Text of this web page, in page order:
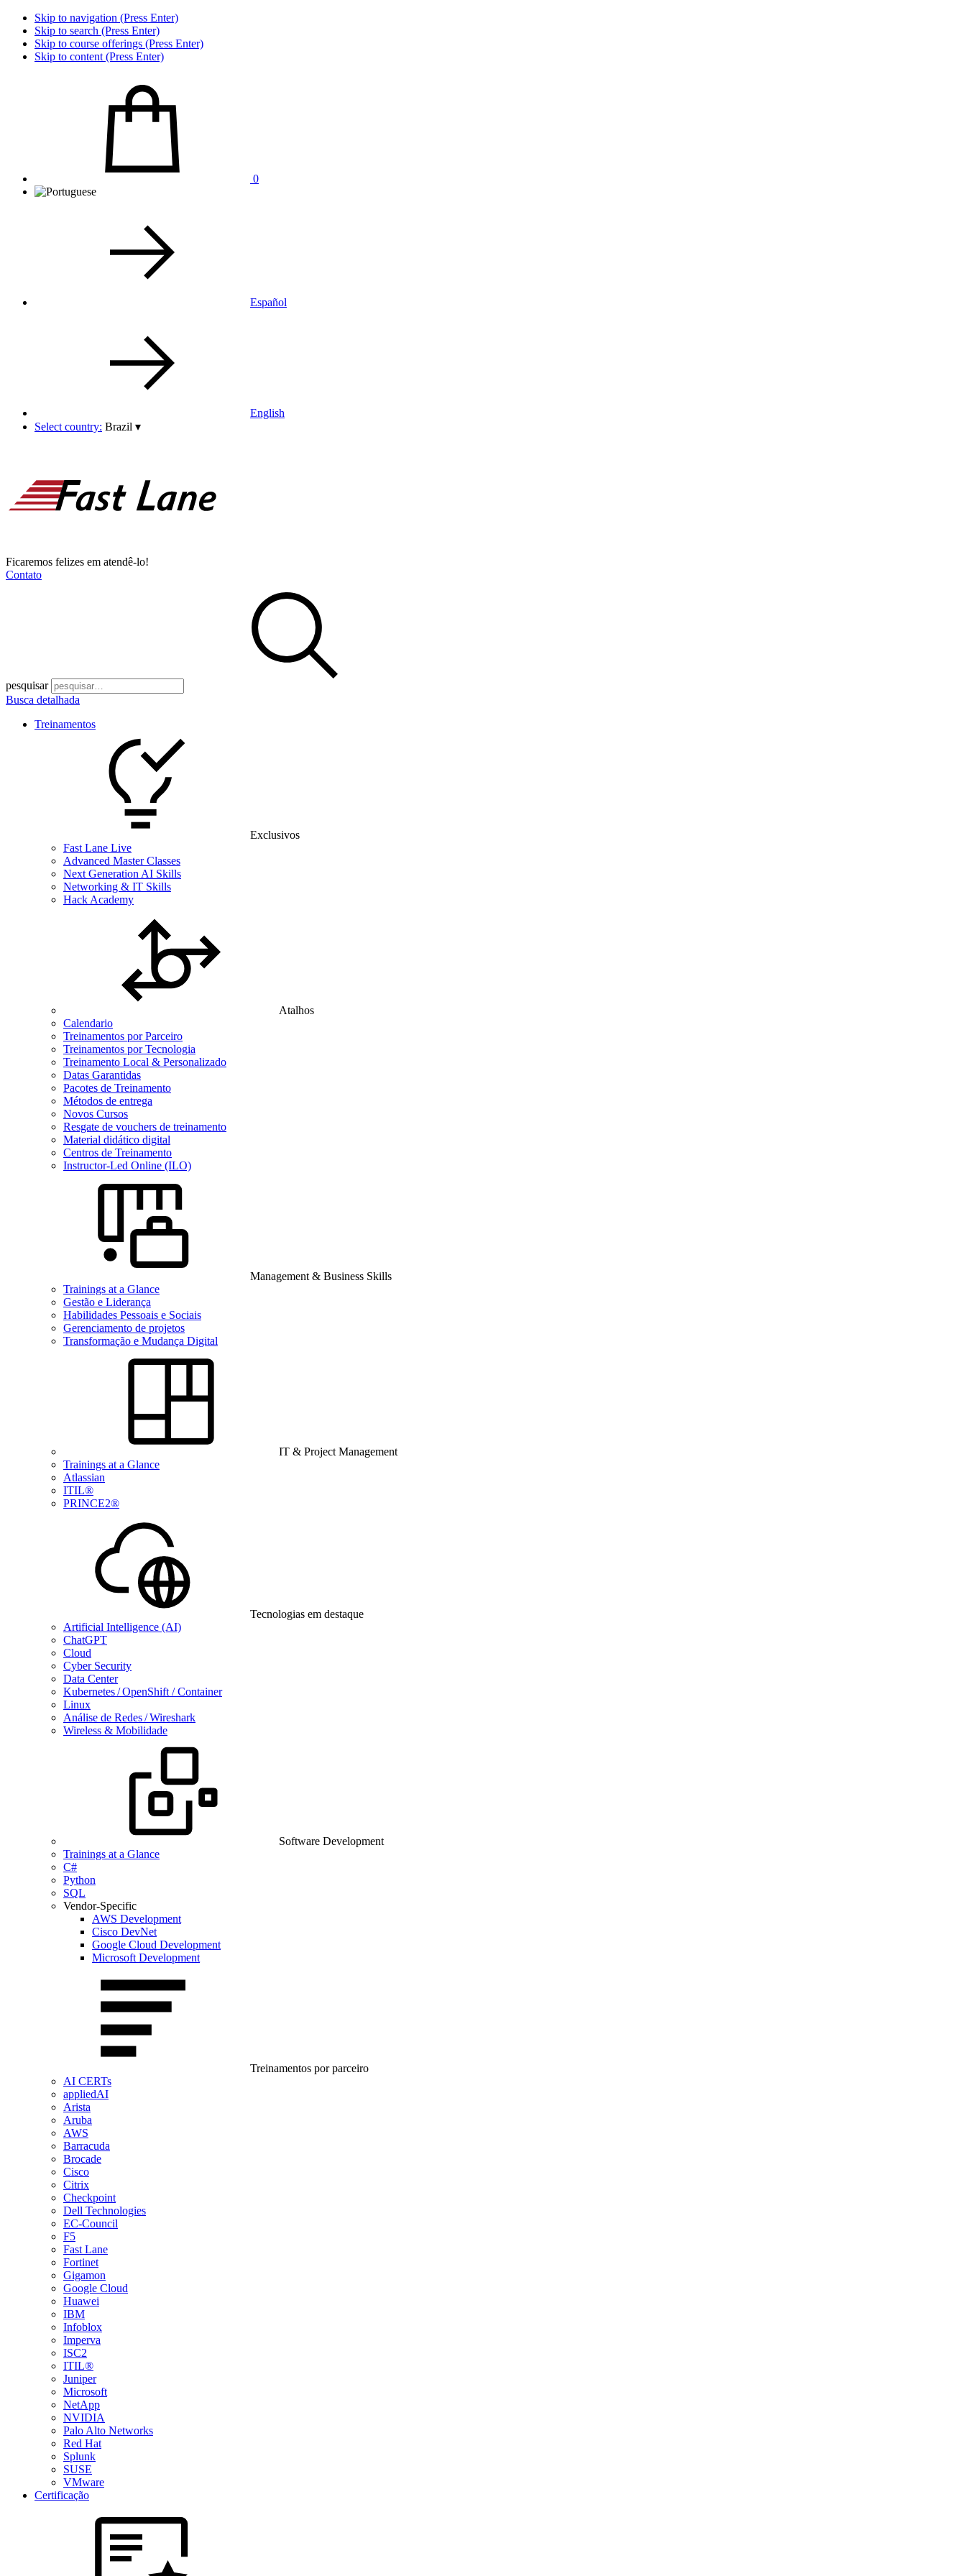
Skip to navigation (Press Enter)
Skip to search (Press Enter)
Skip to course offerings (Press Enter)
Skip to content (Press Enter)
0
Español
English
Select country: Brazil ▾
Ficaremos felizes em atendê-lo!
Contato
pesquisar
Busca detalhada
Treinamentos
Exclusivos
Fast Lane Live
Advanced Master Classes
Next Generation AI Skills
Networking & IT Skills
Hack Academy
Atalhos
Calendario
Treinamentos por Parceiro
Treinamentos por Tecnologia
Treinamento Local & Personalizado
Datas Garantidas
Pacotes de Treinamento
Métodos de entrega
Novos Cursos
Resgate de vouchers de treinamento
Material didático digital
Centros de Treinamento
Instructor-Led Online (ILO)
Management & Business Skills
Trainings at a Glance
Gestão e Liderança
Habilidades Pessoais e Sociais
Gerenciamento de projetos
Transformação e Mudança Digital
IT & Project Management
Trainings at a Glance
Atlassian
ITIL®
PRINCE2®
Tecnologias em destaque
Artificial Intelligence (AI)
ChatGPT
Cloud
Cyber Security
Data Center
Kubernetes / OpenShift / Container
Linux
Análise de Redes / Wireshark
Wireless & Mobilidade
Software Development
Trainings at a Glance
C#
Python
SQL
Vendor-Specific
AWS Development
Cisco DevNet
Google Cloud Development
Microsoft Development
Treinamentos por parceiro
AI CERTs
appliedAI
Arista
Aruba
AWS
Barracuda
Brocade
Cisco
Citrix
Checkpoint
Dell Technologies
EC-Council
F5
Fast Lane
Fortinet
Gigamon
Google Cloud
Huawei
IBM
Infoblox
Imperva
ISC2
ITIL®
Juniper
Microsoft
NetApp
NVIDIA
Palo Alto Networks
Red Hat
Splunk
SUSE
VMware
Certificação